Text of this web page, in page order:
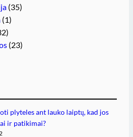
(35)
(1)
(23)
plyteles ant lauko laiptų, kad jos
ir patikimai?